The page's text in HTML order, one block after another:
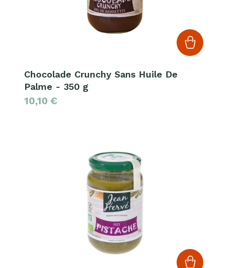
Chocolade Crunchy Sans Huile De
Palme - 350 g
10,10 €